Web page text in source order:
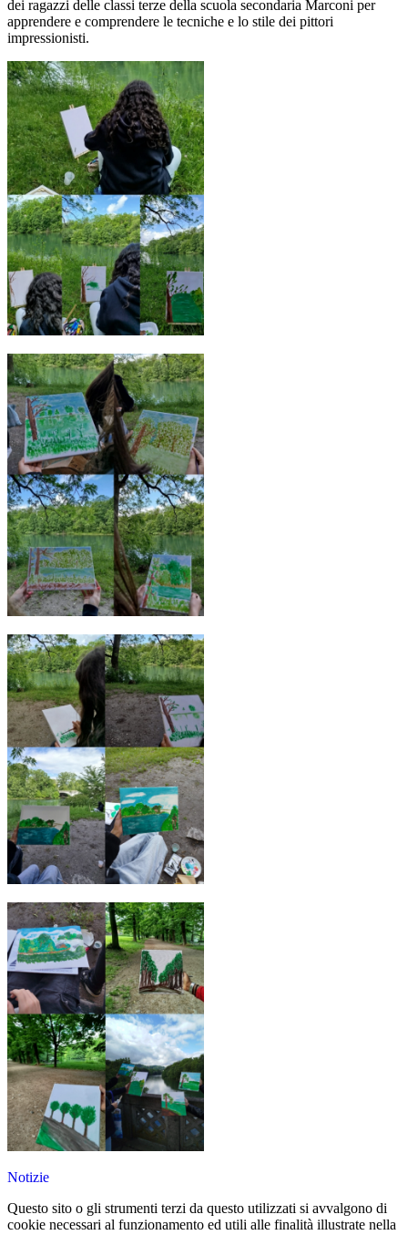
dei ragazzi delle classi terze della scuola secondaria Marconi per
apprendere e comprendere le tecniche e lo stile dei pittori
impressionisti.
Notizie
Questo sito o gli strumenti terzi da questo utilizzati si avvalgono di
cookie necessari al funzionamento ed utili alle finalità illustrate nella